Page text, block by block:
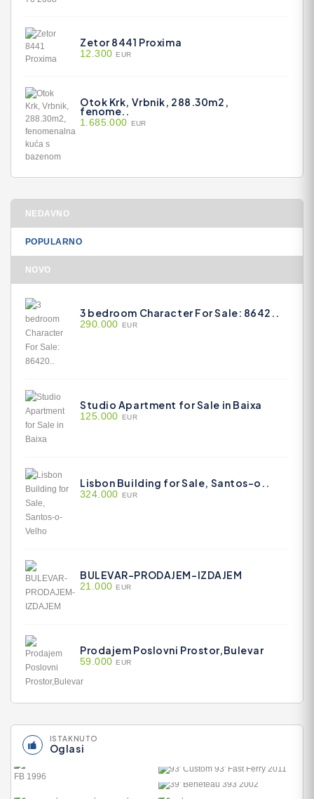
Zetor 8441 Proxima
12.300 EUR
Otok Krk, Vrbnik, 288.30m2,
fenome..
1.685.000 EUR
NEDAVNO
POPULARNO
NOVO
3 bedroom Character For Sale: 8642..
290.000 EUR
Studio Apartment for Sale in Baixa
125.000 EUR
Lisbon Building for Sale, Santos-o..
324.000 EUR
BULEVAR-PRODAJEM-IZDAJEM
21.000 EUR
Prodajem Poslovni Prostor,Bulevar
59.000 EUR
ISTAKNUTO
Oglasi
93' CUSTOM 93' FAST